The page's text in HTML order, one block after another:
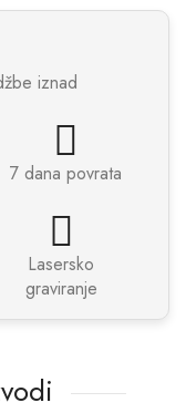
iznad
7 dana povrata
Lasersko
graviranje